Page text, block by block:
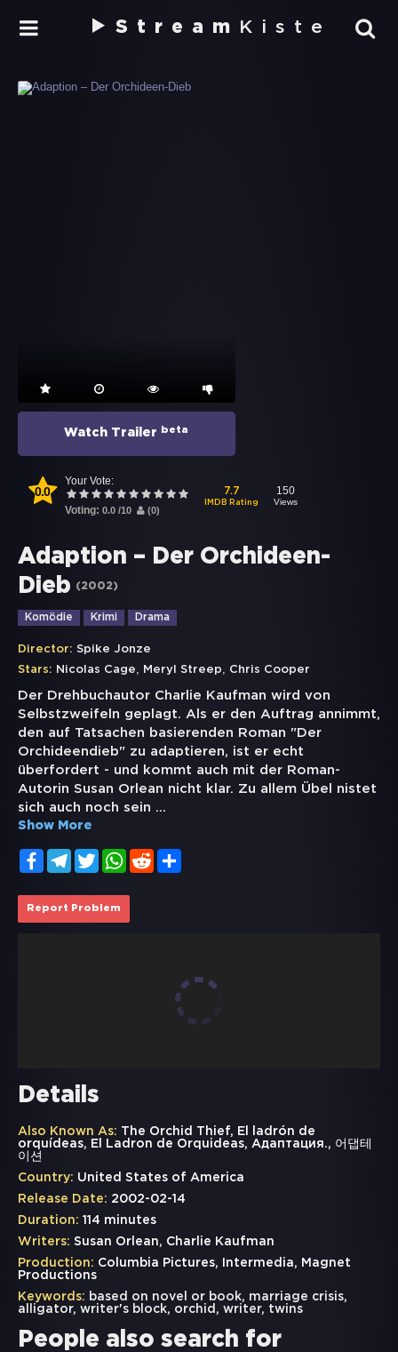
Stream Kiste
Watch Trailer beta
0.0
Your Vote:
Voting: 0.0 /10 (0)
7.7
IMDB Rating
150
Views
Adaption – Der Orchideen-
Dieb
(2002)
Komödie Krimi Drama
Director: Spike Jonze
Stars: Nicolas Cage, Meryl Streep, Chris Cooper
Der Drehbuchautor Charlie Kaufman wird von
Selbstzweifeln geplagt. Als er den Auftrag annimmt,
den auf Tatsachen basierenden Roman "Der
Orchideendieb" zu adaptieren, ist er echt
überfordert - und kommt auch mit der Roman-
Autorin Susan Orlean nicht klar. Zu allem Übel nistet
sich auch noch sein ...
Show More
FacebookTelegramTwitterWhatsApp
Reddit
Report Problem
Details
Also Known As: The Orchid Thief, El ladrón de
orquídeas, El Ladron de Orquideas, Адаптация., 어댑테
이션
Country: United States of America
Release Date: 2002-02-14
Duration: 114 minutes
Writers: Susan Orlean, Charlie Kaufman
Production: Columbia Pictures, Intermedia, Magnet
Productions
Keywords: based on novel or book, marriage crisis,
alligator, writer's block, orchid , writer, twins
People also search for